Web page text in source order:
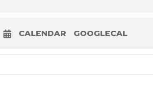
CALENDAR GOOGLECAL